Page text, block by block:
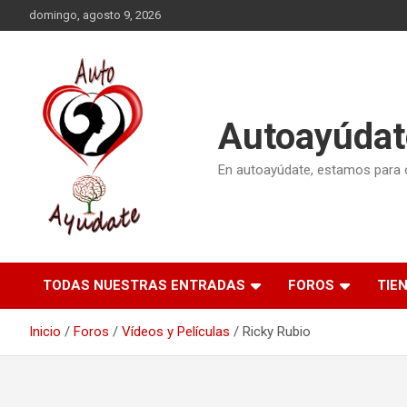
al
domingo, agosto 9, 2026
En autoayúdate, estamos
TODAS NUESTRAS ENTRADAS FOROS
Inicio Foros Vídeos y Películas Ricky Rubio